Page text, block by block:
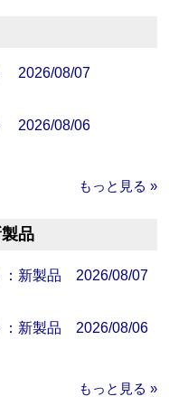
2026/08/07
2026/08/06
もっと見る »
品
：新製品 2026/08/07
：新製品 2026/08/06
もっと見る »